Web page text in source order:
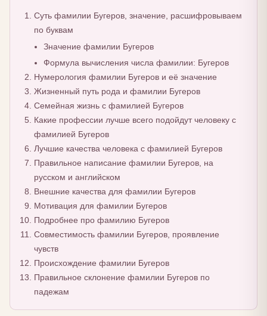
Суть фамилии Бугеров, значение, расшифровываем
по буквам
Значение фамилии Бугеров
Формула вычисления числа фамилии: Бугеров
Нумерология фамилии Бугеров и её значение
Жизненный путь рода и фамилии Бугеров
Семейная жизнь с фамилией Бугеров
Какие профессии лучше всего подойдут человеку с
фамилией Бугеров
Лучшие качества человека с фамилией Бугеров
Правильное написание фамилии Бугеров, на
русском и английском
Внешние качества для фамилии Бугеров
Мотивация для фамилии Бугеров
Подробнее про фамилию Бугеров
Совместимость фамилии Бугеров, проявление
чувств
Происхождение фамилии Бугеров
Правильное склонение фамилии Бугеров по
падежам